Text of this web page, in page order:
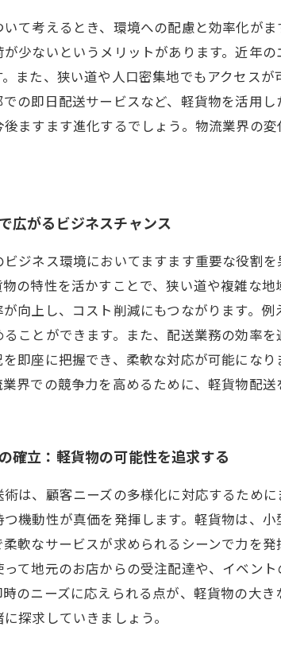
て考えるとき、環境への配慮と効率化が
少ないというメリットがあります。近年
また、狭い道や人口密集地でもアクセス
の即日配送サービスなど、軽貨物を活用
ますます進化するでしょう。物流業界の
広がるビジネスチャンス
ジネス環境においてますます重要な役割
の特性を活かすことで、狭い道や複雑な
向上し、コスト削減にもつながります。
ことができます。また、配送業務の効率
即座に把握でき、柔軟な対応が可能にな
界での競争力を高めるために、軽貨物配送
確立：軽貨物の可能性を追求する
は、顧客ニーズの多様化に対応するため
機動性が真価を発揮します。軽貨物は、
軟なサービスが求められるシーンで力を
て地元のお店からの受注配達や、イベン
のニーズに応えられる点が、軽貨物の大
探求していきましょう。